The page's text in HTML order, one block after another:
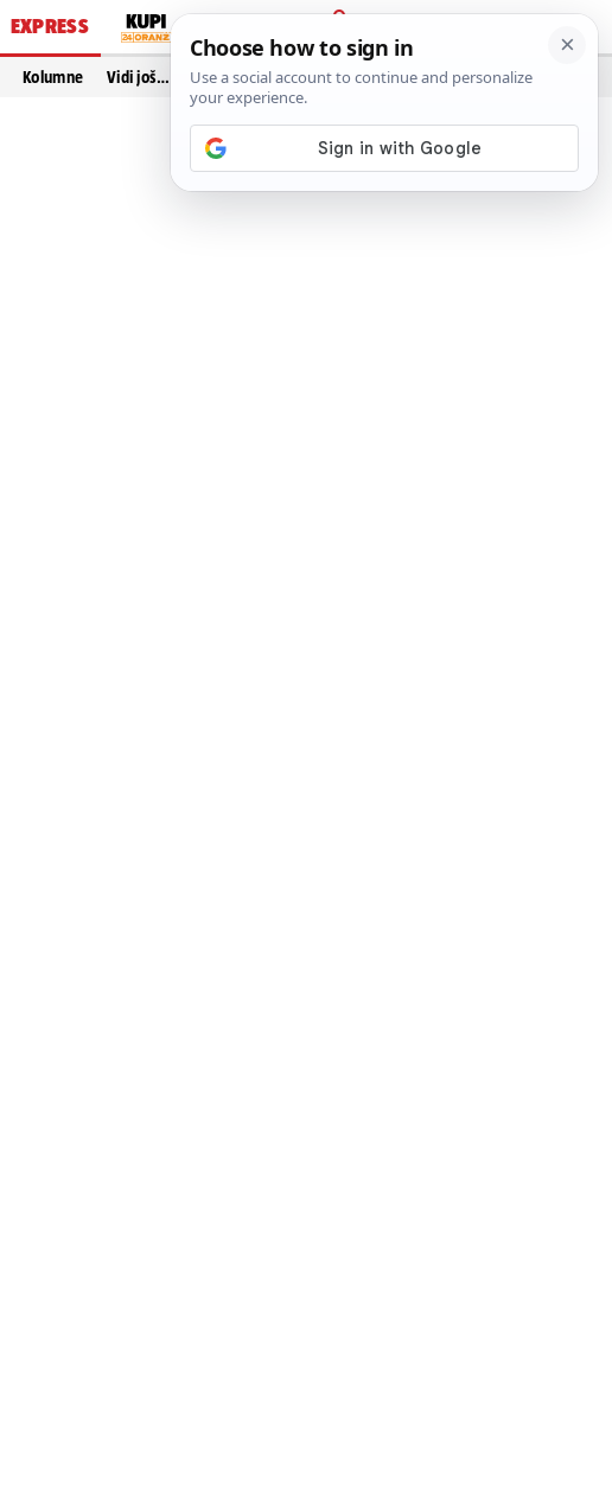
EXPRESS
PRIJAVA
Kolumne Vidi još…